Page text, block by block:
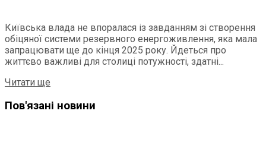
Київська влада не впоралася із завданням зі створення
обіцяної системи резервного енергоживлення, яка мала
запрацювати ще до кінця 2025 року. Йдеться про
життєво важливі для столиці потужності, здатні...
Читати ще
Пов'язані новини